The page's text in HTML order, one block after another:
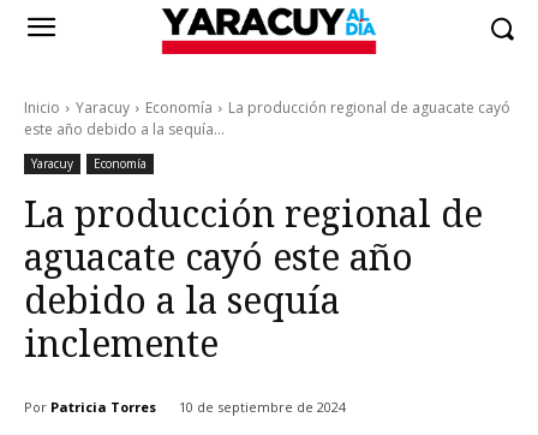
Inicio Yaracuy Economía
La producción regional de aguacate cayó
este año debido a la sequía...
Yaracuy Economía
La producción regional de
aguacate cayó este año
debido a la sequía
inclemente
Por Patricia Torres 10 de septiembre de 2024